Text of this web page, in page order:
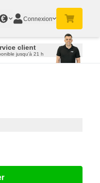
€ Connexion
client
jusqu'à 21 h